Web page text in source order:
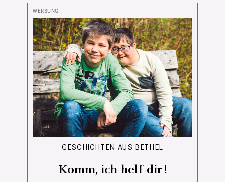
GESCHICHTEN AUS BETHEL
Komm, ich helf dir!